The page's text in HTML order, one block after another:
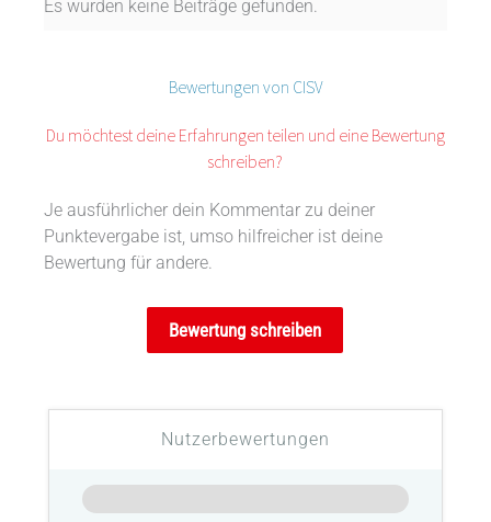
Es wurden keine Beiträge gefunden.
Bewertungen von CISV
Du möchtest deine Erfahrungen teilen und eine Bewertung
schreiben?
Je ausführlicher dein Kommentar zu deiner
Punktevergabe ist, umso hilfreicher ist deine
Bewertung für andere.
Bewertung schreiben
Nutzerbewertungen